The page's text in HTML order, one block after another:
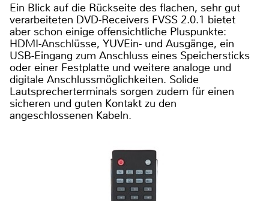
Ein Blick auf die Rückseite des flachen, sehr gut
verarbeiteten DVD-Receivers FVSS 2.0.1 bietet
aber schon einige offensichtliche Pluspunkte:
HDMI-Anschlüsse, YUVEin- und Ausgänge, ein
USB-Eingang zum Anschluss eines Speichersticks
oder einer Festplatte und weitere analoge und
digitale Anschlussmöglichkeiten. Solide
Lautsprecherterminals sorgen zudem für einen
sicheren und guten Kontakt zu den
angeschlossenen Kabeln.